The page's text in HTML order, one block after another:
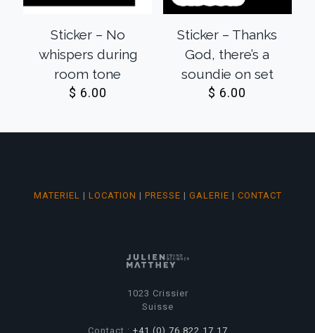
Sticker – No
whispers during
room tone
$ 6.00
Sticker – Thanks
God, there’s a
soundie on set
$ 6.00
MATERIEL | LOCATION | PRESSE | GALERIE | CONTACT
1023 Crissier
Suisse
Contact : +41 (0) 76 822 17 17